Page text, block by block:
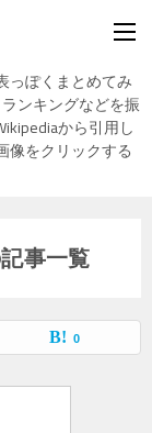
っぽくまとめてみ
ンキングなどを振
から引用し
像をクリックする
事一覧
0